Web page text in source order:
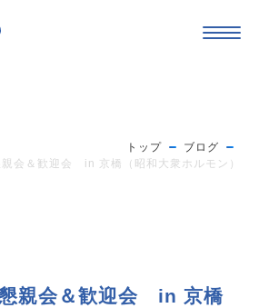
トップ
ブログ
会＆歓迎会 in 京橋（昭和大衆ホルモン）
親会＆歓迎会 in 京橋